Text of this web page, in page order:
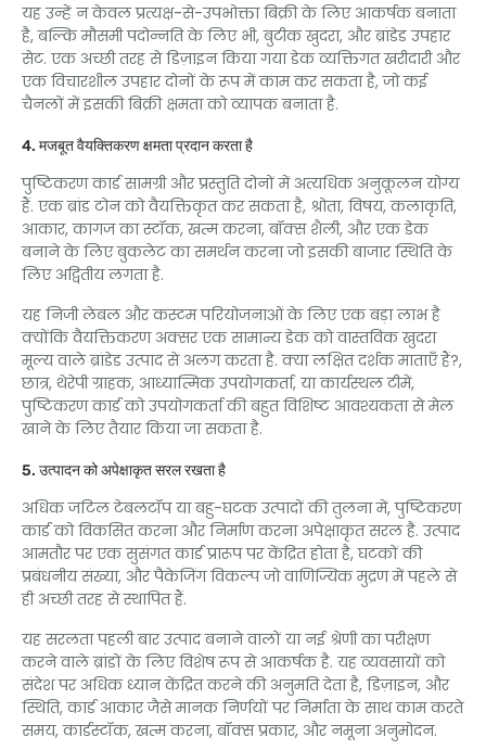
यह उन्हें न केवल प्रत्यक्ष-से-उपभोक्ता बिक्री के लिए आकर्षक बनाता
है, बल्कि मौसमी पदोन्नति के लिए भी, बुटीक खुदरा, और ब्रांडेड उपहार
सेट. एक अच्छी तरह से डिज़ाइन किया गया डेक व्यक्तिगत खरीदारी और
एक विचारशील उपहार दोनों के रूप में काम कर सकता है, जो कई
चैनलों में इसकी बिक्री क्षमता को व्यापक बनाता है.
4. मजबूत वैयक्तिकरण क्षमता प्रदान करता है
पुष्टिकरण कार्ड सामग्री और प्रस्तुति दोनों में अत्यधिक अनुकूलन योग्य
हैं. एक ब्रांड टोन को वैयक्तिकृत कर सकता है, श्रोता, विषय, कलाकृति,
आकार, कागज का स्टॉक, खत्म करना, बॉक्स शैली, और एक डेक
बनाने के लिए बुकलेट का समर्थन करना जो इसकी बाजार स्थिति के
लिए अद्वितीय लगता है.
यह निजी लेबल और कस्टम परियोजनाओं के लिए एक बड़ा लाभ है
क्योंकि वैयक्तिकरण अक्सर एक सामान्य डेक को वास्तविक खुदरा
मूल्य वाले ब्रांडेड उत्पाद से अलग करता है. क्या लक्षित दर्शक माताएँ हैं?,
छात्र, थेरेपी ग्राहक, आध्यात्मिक उपयोगकर्ता, या कार्यस्थल टीमें,
पुष्टिकरण कार्ड को उपयोगकर्ता की बहुत विशिष्ट आवश्यकता से मेल
खाने के लिए तैयार किया जा सकता है.
5. उत्पादन को अपेक्षाकृत सरल रखता है
अधिक जटिल टेबलटॉप या बहु-घटक उत्पादों की तुलना में, पुष्टिकरण
कार्ड को विकसित करना और निर्माण करना अपेक्षाकृत सरल है. उत्पाद
आमतौर पर एक सुसंगत कार्ड प्रारूप पर केंद्रित होता है, घटकों की
प्रबंधनीय संख्या, और पैकेजिंग विकल्प जो वाणिज्यिक मुद्रण में पहले से
ही अच्छी तरह से स्थापित हैं.
यह सरलता पहली बार उत्पाद बनाने वालों या नई श्रेणी का परीक्षण
करने वाले ब्रांडों के लिए विशेष रूप से आकर्षक है. यह व्यवसायों को
संदेश पर अधिक ध्यान केंद्रित करने की अनुमति देता है, डिज़ाइन, और
स्थिति, कार्ड आकार जैसे मानक निर्णयों पर निर्माता के साथ काम करते
समय, कार्डस्टॉक, खत्म करना, बॉक्स प्रकार, और नमूना अनुमोदन.